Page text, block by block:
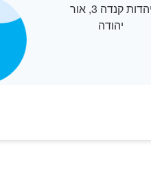
יהדות קנדה 3, אור
יהודה